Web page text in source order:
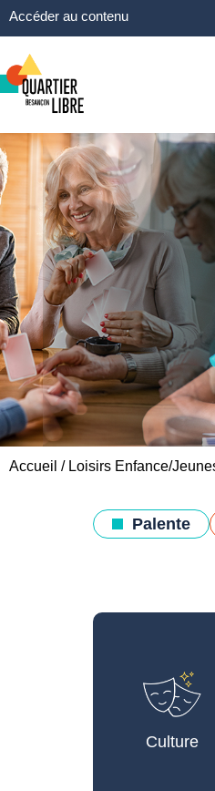
Accéder au contenu
Accueil / Loisirs Enfance/
Palente
Culture
Panneau de gestion des